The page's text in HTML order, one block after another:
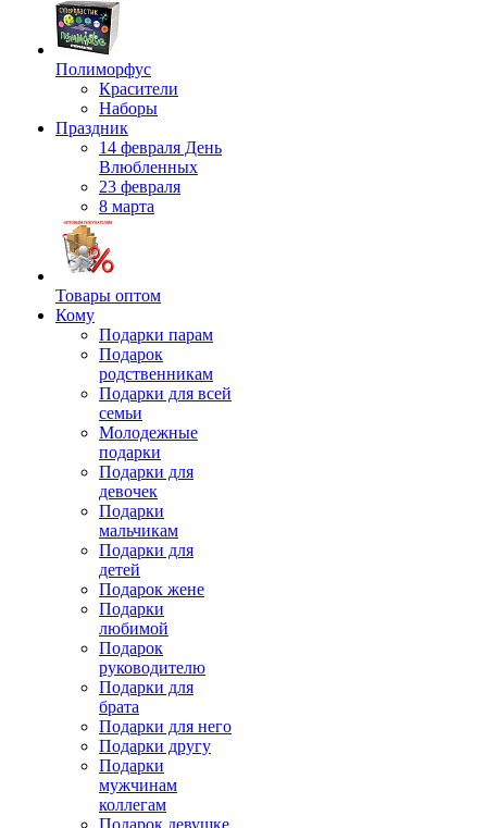
Полиморфус
Красители
Наборы
Праздник
14 февраля День
Влюбленных
23 февраля
8 марта
Товары оптом
Кому
Подарки парам
Подарок
родственникам
Подарки для всей
семьи
Молодежные
подарки
Подарки для
девочек
Подарки
мальчикам
Подарки для
детей
Подарок жене
Подарки
любимой
Подарок
руководителю
Подарки для
брата
Подарки для него
Подарки другу
Подарки
мужчинам
коллегам
Подарок девушке